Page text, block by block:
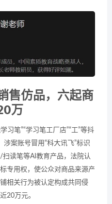
售仿品，六起商
万
习笔”“学习笔工厂店”“工”等抖
案账号冒用“科大讯飞”标识
读笔等AI教育产品，法院认
专用权，使公众对商品来源产
相关行为被认定构成共同侵
20万元。